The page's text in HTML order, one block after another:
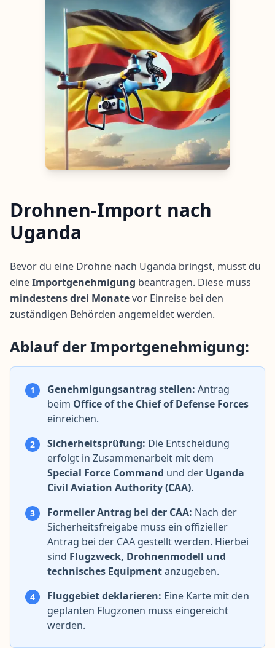
Drohnen-Import nach
Uganda
Bevor du eine Drohne nach Uganda bringst, musst du
eineImportgenehmigung beantragen. Diese muss
mindestens drei Monatevor Einreise bei den
zuständigen Behörden angemeldet werden.
Ablauf der Importgenehmigung:
1 Genehmigungsantrag stellen: Antrag
beim Office of the Chief of Defense Forces
einreichen.
2 Sicherheitsprüfung: Die Entscheidung
erfolgt in Zusammenarbeit mit dem
Special Force Command und der Uganda
Civil Aviation Authority (CAA).
3 Formeller Antrag bei der CAA: Nach der
Sicherheitsfreigabe muss ein offizieller
Antrag bei der CAA gestellt werden. Hierbei
sind Flugzweck, Drohnenmodell und
technisches Equipmentanzugeben.
4 Fluggebiet deklarieren: Eine Karte mit den
geplanten Flugzonen muss eingereicht
werden.